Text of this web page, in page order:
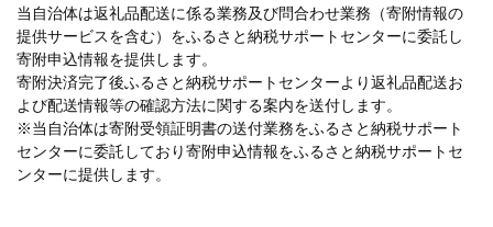
当自治体は返礼品配送に係る業務及び問合わせ業務（寄附情報の
提供サービスを含む）をふるさと納税サポートセンターに委託し
寄附申込情報を提供します。
寄附決済完了後ふるさと納税サポートセンターより返礼品配送お
よび配送情報等の確認方法に関する案内を送付します。
※当自治体は寄附受領証明書の送付業務をふるさと納税サポート
センターに委託しており寄附申込情報をふるさと納税サポートセ
ンターに提供します。